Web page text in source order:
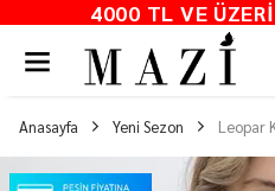
4000 TL VE
Anasayfa Yeni Sezon Leopar